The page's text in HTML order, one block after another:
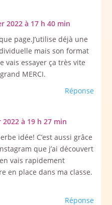
2022 à 17 h 40 min
page.J’utilise déjà une
mais son format
vais essayer ça très vite
MERCI.
Réponse
à 19 h 27 min
idée! C’est aussi grâce
que j’ai découvert
vais rapidement
en place dans ma classe.
Réponse